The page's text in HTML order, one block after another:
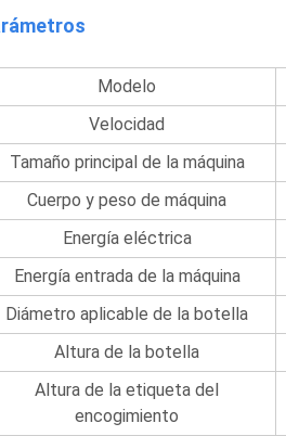
Modelo
Velocidad
Tamaño principal de la máquina
Cuerpo y peso de máquina
Energía eléctrica
Energía entrada de la máquina
Diámetro aplicable de la botella
Altura de la botella
Altura de la etiqueta del
encogimiento